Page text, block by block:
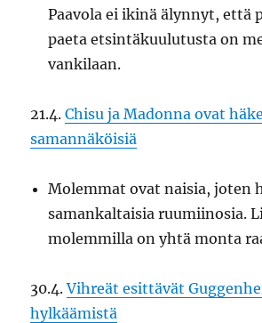
Paavola ei ikinä älynnyt, että
paeta etsintäkuulutusta on
vankilaan.
21.4.Chisu ja Madonna ovat
samannäköisiä
Molemmat ovat naisia, joten
samankaltaisia ruumiinosia.
molemmilla on yhtä monta
30.4.Vihreät esittävät
hylkäämistä